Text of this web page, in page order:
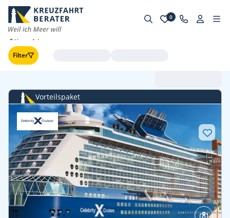
0
Kreuzfahrten
Filter
Vorteilspaket